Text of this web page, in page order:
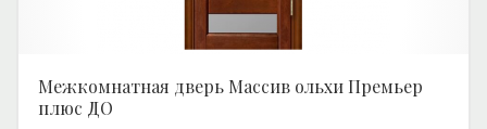
Межкомнатная дверь Массив ольхи Премьер
плюс ДО